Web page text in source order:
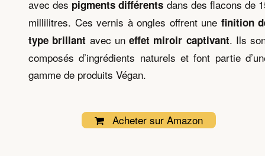
avec des pigments différents dans des flacons de
millilitres. Ces vernis à ongles offrent une finition
type brillant avec un effet miroir captivant. Ils
composés d’ingrédients naturels et font partie
gamme de produits Végan.
Acheter sur Amazon